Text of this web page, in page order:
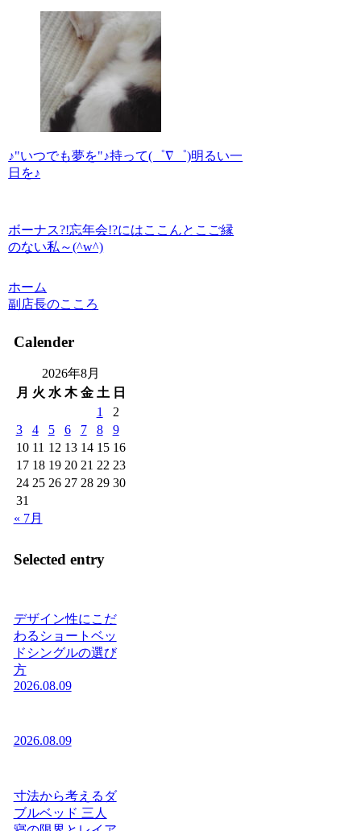
♪"いつでも夢を"♪持って(゜∇゜)明るい一
日を♪
ボーナス?!忘年会!?にはここんとこご縁
のない私～(^w^)
ホーム
副店長のこころ
Calender
2026年8月
月 火 水 木 金 土 日
1
2
3
4 5 6 7 8
9
10 11 12 13 14 15 16
17 18 19 20 21 22 23
24 25 26 27 28 29 30
31
« 7月
Selected entry
デザイン性にこだ
わるショートベッ
ドシングルの選び
方
2026.08.09
2026.08.09
寸法から考えるダ
ブルベッド 三人